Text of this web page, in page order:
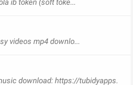
ib token (soft toke...
videos mp4 downlo...
download: https://tubidyapps.